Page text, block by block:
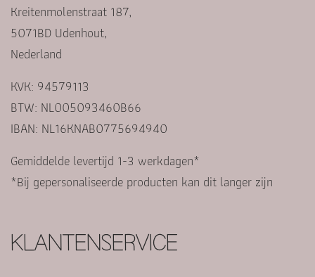
Kreitenmolenstraat 187,
5071BD Udenhout,
Nederland
KVK: 94579113
BTW: NL005093460B66
IBAN: NL16KNAB0775694940
Gemiddelde levertijd 1-3 werkdagen*
*Bij gepersonaliseerde producten kan dit langer zijn
KLANTENSERVICE